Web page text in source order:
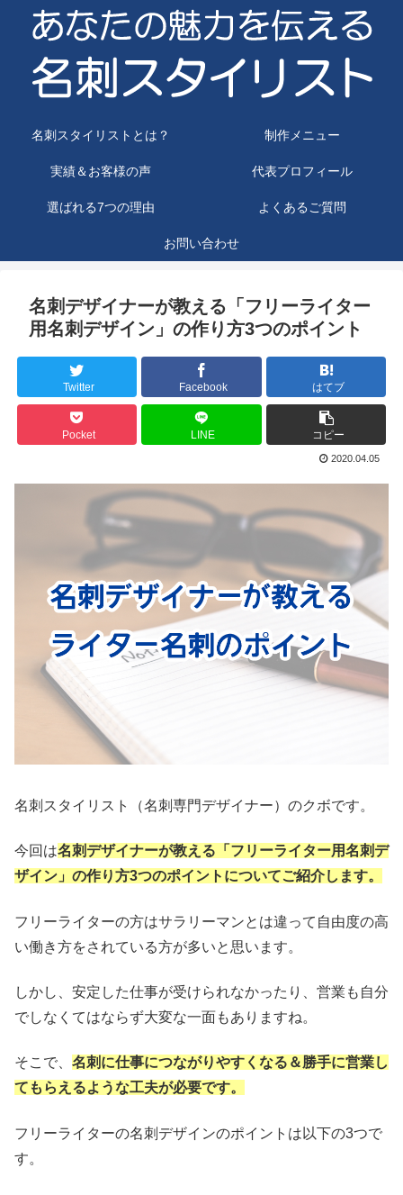
名刺スタイリストとは？ 制作メニュー
実績＆お客様の声 代表プロフィール
選ばれる7つの理由 よくあるご質問
お問い合わせ
名刺デザイナーが教える「フリーライター
用名刺デザイン」の作り方3つのポイント
Twitter Facebook はてブ
Pocket LINE コピー
2020.04.05
名刺スタイリスト（名刺専門デザイナー）のクボです。
今回は名刺デザイナーが教える「フリーライター用名刺デ
ザイン」の作り方3つのポイントについてご紹介します。
フリーライターの方はサラリーマンとは違って自由度の高
い働き方をされている方が多いと思います。
しかし、安定した仕事が受けられなかったり、営業も自分
でしなくてはならず大変な一面もありますね。
そこで、 名刺に仕事につながりやすくなる＆勝手に営業し
てもらえるような工夫が必要です。
フリーライターの名刺デザインのポイントは以下の3つで
す。